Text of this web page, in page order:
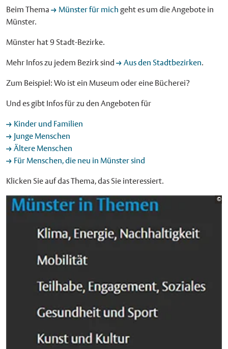
Beim Thema Münster für mich geht es um die Angebote in
Münster.
Münster hat 9 Stadt-Bezirke.
Mehr Infos zu jedem Bezirk sind Aus den Stadtbezirken.
Zum Beispiel: Wo ist ein Museum oder eine Bücherei?
Und es gibt Infos für zu den Angeboten für
Kinder und Familien
Junge Menschen
Ältere Menschen
Für Menschen, die neu in Münster sind
Klicken Sie auf das Thema, das Sie interessiert.
©